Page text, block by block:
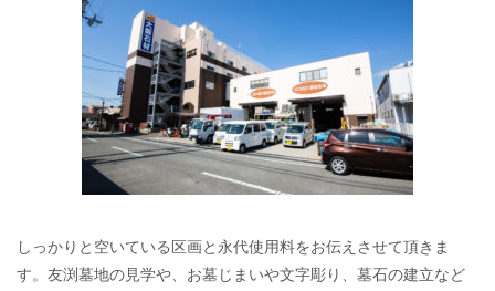
しっかりと空いている区画と永代使用料をお伝えさせて頂きま
す。友渕墓地の見学や、お墓じまいや文字彫り、墓石の建立など